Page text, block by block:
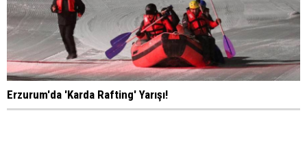
Erzurum'da 'Karda Rafting' Yarışı!